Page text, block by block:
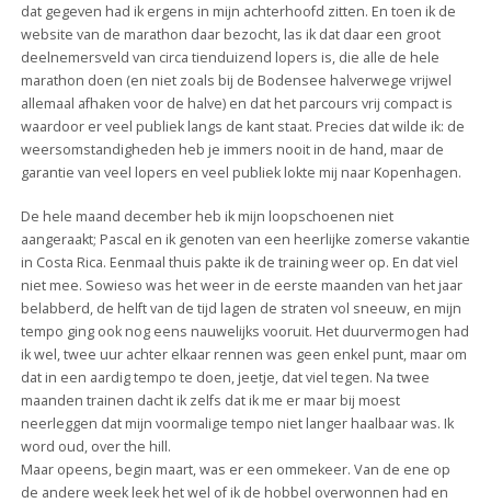
dat gegeven had ik ergens in mijn achterhoofd zitten. En toen ik de
website van de marathon daar bezocht, las ik dat daar een groot
deelnemersveld van circa tienduizend lopers is, die alle de hele
marathon doen (en niet zoals bij de Bodensee halverwege vrijwel
allemaal afhaken voor de halve) en dat het parcours vrij compact is
waardoor er veel publiek langs de kant staat. Precies dat wilde ik: de
weersomstandigheden heb je immers nooit in de hand, maar de
garantie van veel lopers en veel publiek lokte mij naar Kopenhagen.
De hele maand december heb ik mijn loopschoenen niet
aangeraakt; Pascal en ik genoten van een heerlijke zomerse vakantie
in Costa Rica. Eenmaal thuis pakte ik de training weer op. En dat viel
niet mee. Sowieso was het weer in de eerste maanden van het jaar
belabberd, de helft van de tijd lagen de straten vol sneeuw, en mijn
tempo ging ook nog eens nauwelijks vooruit. Het duurvermogen had
ik wel, twee uur achter elkaar rennen was geen enkel punt, maar om
dat in een aardig tempo te doen, jeetje, dat viel tegen. Na twee
maanden trainen dacht ik zelfs dat ik me er maar bij moest
neerleggen dat mijn voormalige tempo niet langer haalbaar was. Ik
word oud, over the hill.
Maar opeens, begin maart, was er een ommekeer. Van de ene op
de andere week leek het wel of ik de hobbel overwonnen had en